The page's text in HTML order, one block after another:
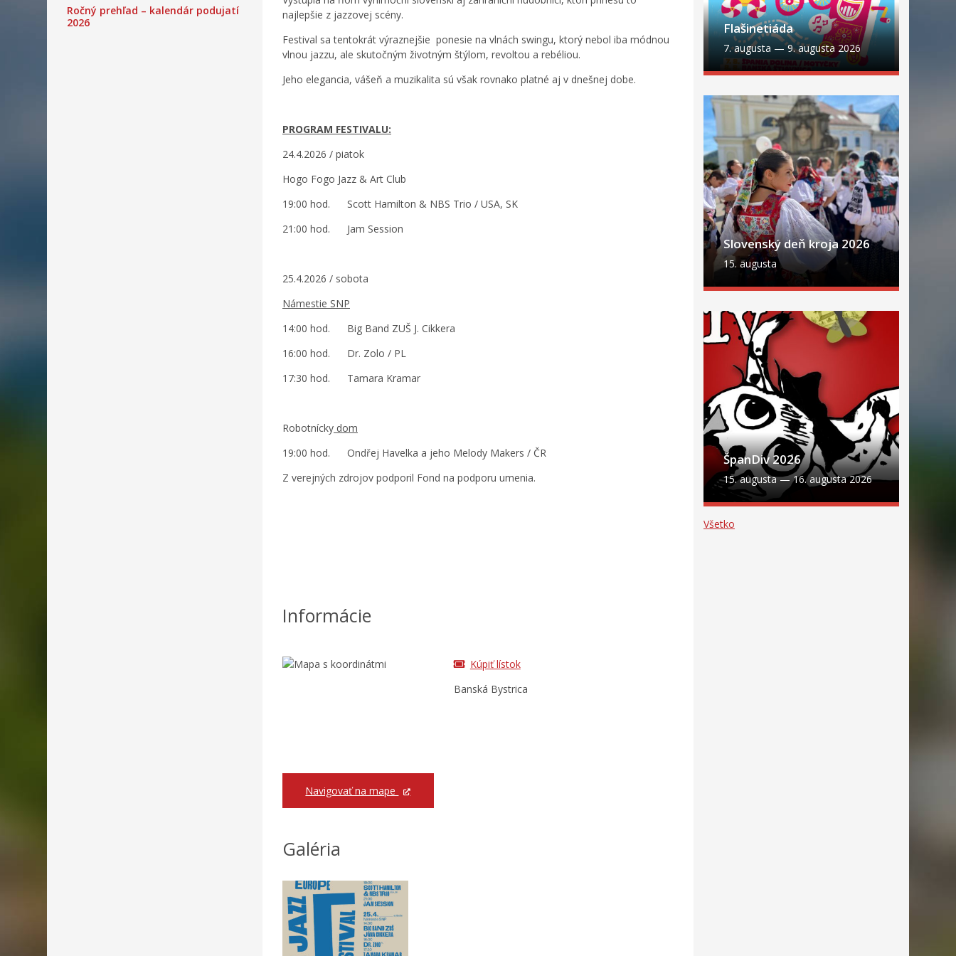
Ročný prehľad – kalendár podujatí
2026
najlepšie z jazzovej scény.
Festival sa tentokrát výraznejšie ponesie na vlnách swingu, ktorý nebol iba módnou
vlnou jazzu, ale skutočným životným štýlom, revoltou a rebéliou.
Jeho elegancia, vášeň a muzikalita sú však rovnako platné aj v dnešnej dobe.
PROGRAM FESTIVALU:
24.4.2026 / piatok
Hogo Fogo Jazz & Art Club
19:00 hod. Scott Hamilton & NBS Trio / USA, SK
21:00 hod. Jam Session
25.4.2026 / sobota
Námestie SNP
14:00 hod. Big Band ZUŠ J. Cikkera
16:00 hod. Dr. Zolo / PL
17:30 hod. Tamara Kramar
Robotnícky dom
19:00 hod. Ondřej Havelka a jeho Melody Makers / ČR
Z verejných zdrojov podporil Fond na podporu umenia.
Informácie
Navigovať na mape
Kúpiť lístok
Banská Bystrica
Galéria
Flašinetiáda
7. augusta —9. augusta 2026
Slovenský deň kroja 2026
15. augusta
ŠpanDiv 2026
15. augusta—16. augusta 2026
Všetko